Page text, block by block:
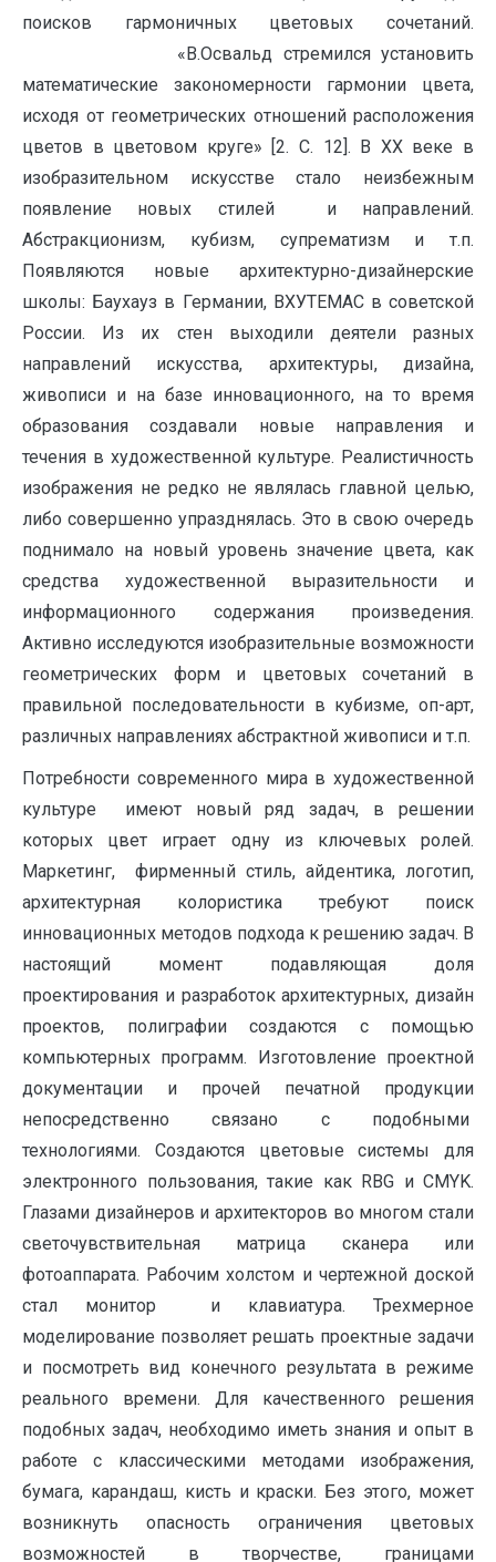
поисков гармоничных цветовых сочетаний.
«В.Освальд стремился установить
математические закономерности гармонии цвета,
исходя от геометрических отношений расположения
цветов в цветовом круге» [2. C. 12]. В ХХ веке в
изобразительном искусстве стало неизбежным
появление новых стилей и направлений.
Абстракционизм, кубизм, супрематизм и т.п.
Появляются новые архитектурно-дизайнерские
школы: Баухауз в Германии, ВХУТЕМАС в советской
России. Из их стен выходили деятели разных
направлений искусства, архитектуры, дизайна,
живописи и на базе инновационного, на то время
образования создавали новые направления и
течения в художественной культуре. Реалистичность
изображения не редко не являлась главной целью,
либо совершенно упразднялась. Это в свою очередь
поднимало на новый уровень значение цвета, как
средства художественной выразительности и
информационного содержания произведения.
Активно исследуются изобразительные возможности
геометрических форм и цветовых сочетаний в
правильной последовательности в кубизме, оп-арт,
различных направлениях абстрактной живописи и т.п.
Потребности современного мира в художественной
культуре имеют новый ряд задач, в решении
которых цвет играет одну из ключевых ролей.
Маркетинг, фирменный стиль, айдентика, логотип,
архитектурная колористика требуют поиск
инновационных методов подхода к решению задач. В
настоящий момент подавляющая доля
проектирования и разработок архитектурных, дизайн
проектов, полиграфии создаются с помощью
компьютерных программ. Изготовление проектной
документации и прочей печатной продукции
непосредственно связано с подобными
технологиями. Создаются цветовые системы для
электронного пользования, такие как RBG и CMYK.
Глазами дизайнеров и архитекторов во многом стали
светочувствительная матрица сканера или
фотоаппарата. Рабочим холстом и чертежной доской
стал монитор и клавиатура. Трехмерное
моделирование позволяет решать проектные задачи
и посмотреть вид конечного результата в режиме
реального времени. Для качественного решения
подобных задач, необходимо иметь знания и опыт в
работе с классическими методами изображения,
бумага, карандаш, кисть и краски. Без этого, может
возникнуть опасность ограничения цветовых
возможностей в творчестве, границами